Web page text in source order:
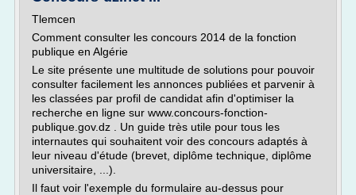
Tlemcen
Comment consulter les concours 2014 de la fonction
publique en Algérie
Le site présente une multitude de solutions pour pouvoir
consulter facilement les annonces publiées et parvenir à
les classées par profil de candidat afin d'optimiser la
recherche en ligne sur www.concours-fonction-
publique.gov.dz . Un guide très utile pour tous les
internautes qui souhaitent voir des concours adaptés à
leur niveau d'étude (brevet, diplôme technique, diplôme
universitaire, ...).
Il faut voir l'exemple du formulaire au-dessus pour